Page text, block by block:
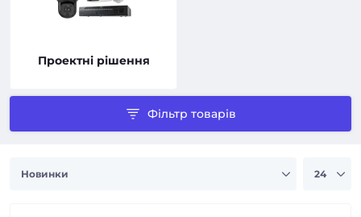
Проектні рішення
Фільтр товарів